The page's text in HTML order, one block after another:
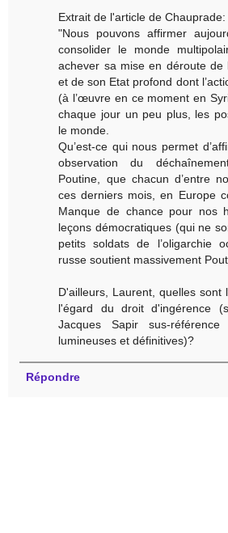
Extrait de l'article de Chauprade:
"Nous pouvons affirmer
consolider le monde
achever sa mise en déroute de
et de son Etat profond dont
(à l’œuvre en ce moment en
chaque jour un peu plus, les
le monde.
Qu’est-ce qui nous permet
observation du
Poutine, que chacun d’entre
ces derniers mois, en Europe
Manque de chance pour nos
leçons démocratiques (qui ne
petits soldats de l’oligarchie
russe soutient massivement
D'ailleurs, Laurent, quelles sont
l'égard du droit d'ingérence
Jacques Sapir sus-
lumineuses et définitives)?
Répondre